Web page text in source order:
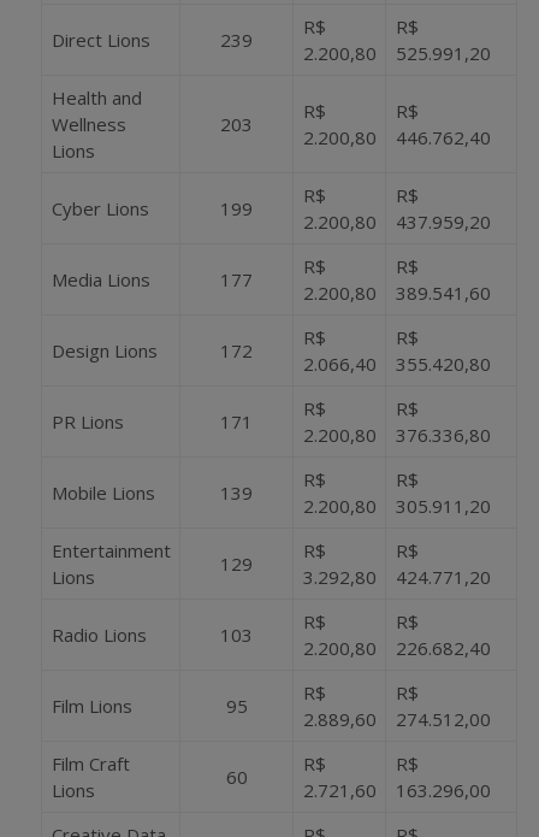
Direct Lions 239
R$
2.200,80
R$
525.991,20
Health and
Wellness
Lions
203
R$
2.200,80
R$
446.762,40
Cyber Lions 199
R$
2.200,80
R$
437.959,20
Media Lions 177
R$
2.200,80
R$
389.541,60
Design Lions 172
R$
2.066,40
R$
355.420,80
PR Lions 171
R$
2.200,80
R$
376.336,80
Mobile Lions 139
R$
2.200,80
R$
305.911,20
Entertainment
Lions
129
R$
3.292,80
R$
424.771,20
Radio Lions 103
R$
2.200,80
R$
226.682,40
Film Lions 95
R$
2.889,60
R$
274.512,00
Film Craft
Lions
60
R$
2.721,60
R$
163.296,00